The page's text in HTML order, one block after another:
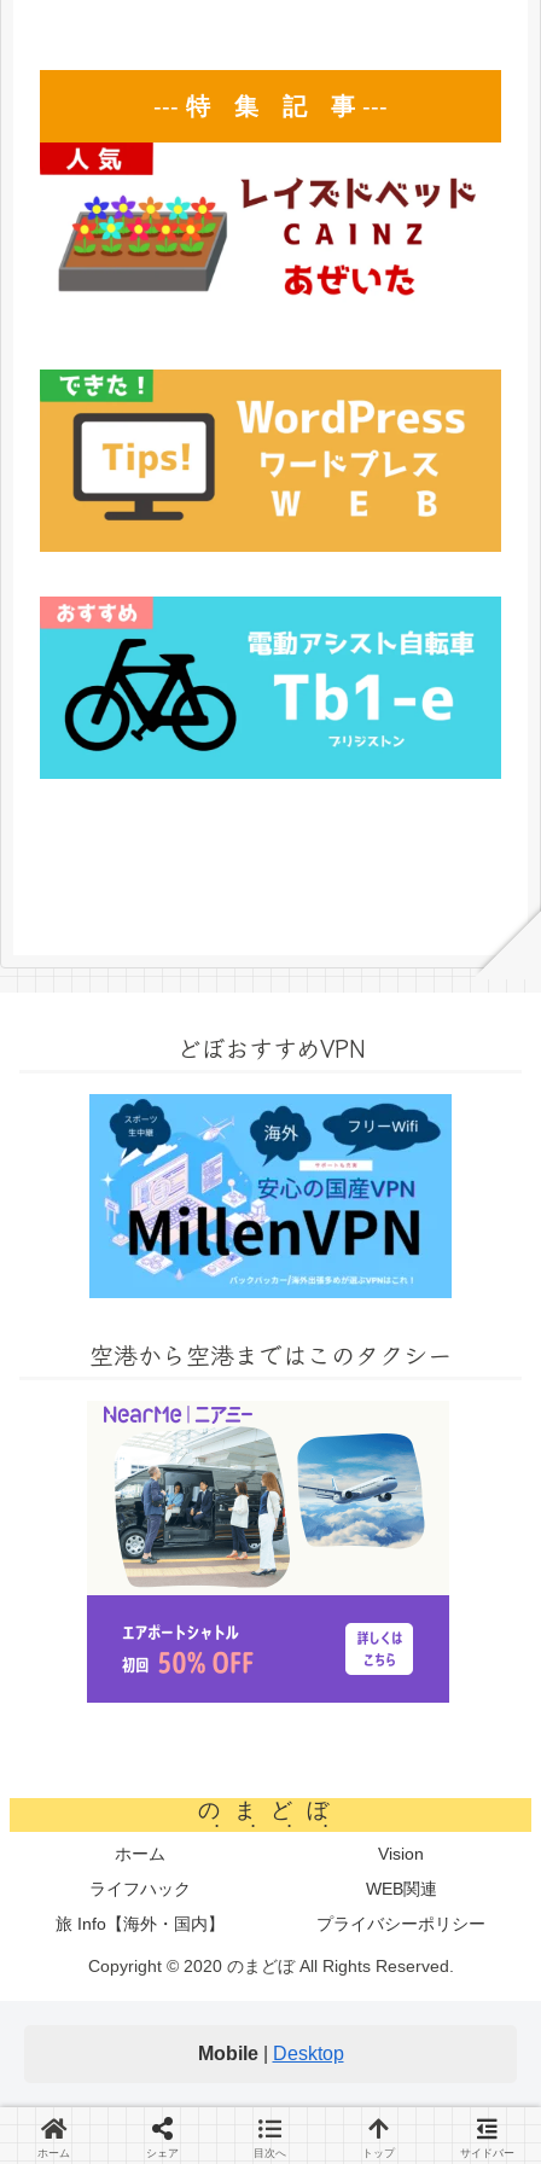
--- 特 集 記 事 ---
どぼおすすめVPN
空港から空港まではこのタクシー
のまどぼ
ホーム
Vision
ライフハック
WEB関連
旅 Info【海外・国内】
プライバシーポリシー
Copyright © 2020 のまどぼ All Rights Reserved.
ホーム シェア 目次へ トップ サイドバー
Mobile| Desktop